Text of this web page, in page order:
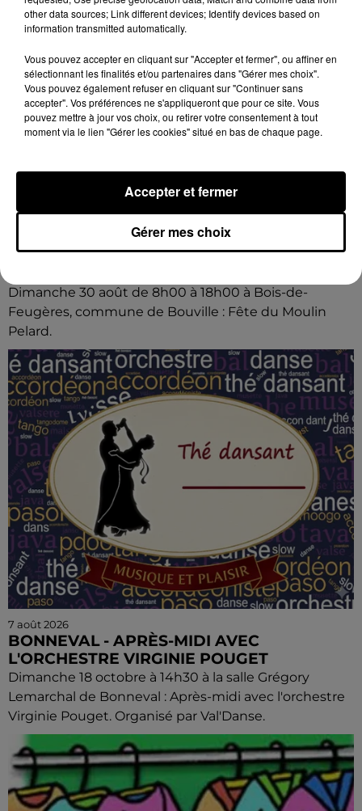
Dimanche 30 août de 8h00 à 18h00 à Bois-de-
Feugères, commune de Bouville : Fête du Moulin
Pelard.
7 août 2026
BONNEVAL - APRÈS-MIDI AVEC
L'ORCHESTRE VIRGINIE POUGET
Dimanche 18 octobre à 14h30 à la salle Grégory
Lemarchal de Bonneval : Après-midi avec l'orchestre
Virginie Pouget. Organisé par Val'Danse.
other data sources; Link different devices; Identify devices based on
information transmitted automatically.
Vous pouvez accepter en cliquant sur "Accepter et fermer", ou affiner en
sélectionnant les finalités et/ou partenaires dans "Gérer mes choix".
Vous pouvez également refuser en cliquant sur "Continuer sans
accepter". Vos préférences ne s'appliqueront que pour ce site. Vous
pouvez mettre à jour vos choix, ou retirer votre consentement à tout
moment via le lien "Gérer les cookies" situé en bas de chaque page.
Gérer mes choix
Accepter et fermer